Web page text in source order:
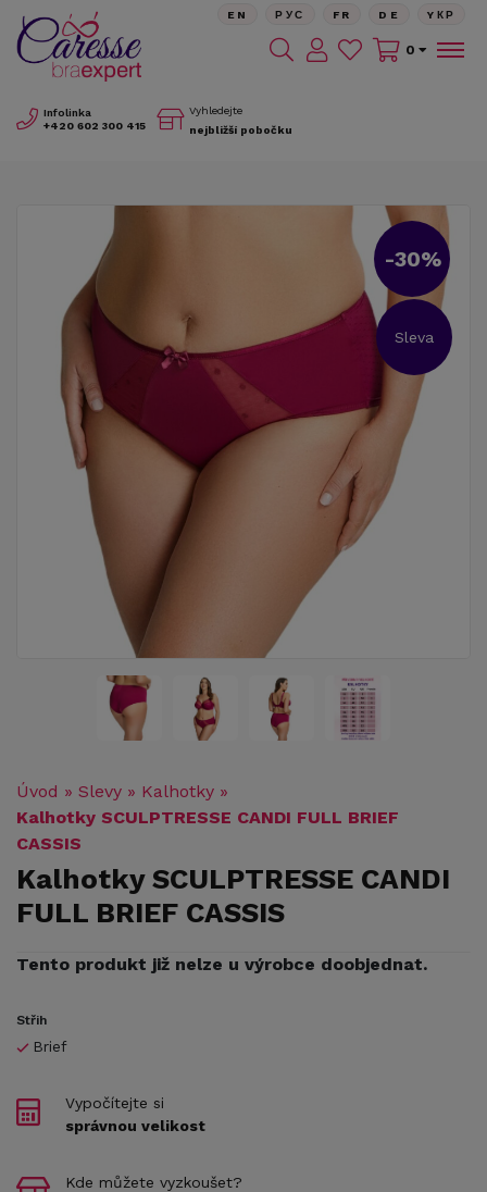
Infolinka
+420 602 300 415
Vyhledejte
nejbližší pobočku
EN РУС FR DE YКР
0
-30%
Sleva
Úvod » Slevy » Kalhotky »
Kalhotky SCULPTRESSE CANDI FULL BRIEF
CASSIS
Kalhotky SCULPTRESSE CANDI
FULL BRIEF CASSIS
Tento produkt již nelze u výrobce doobjednat.
Střih
Brief
Vypočítejte si
správnou velikost
Kde můžete vyzkoušet?